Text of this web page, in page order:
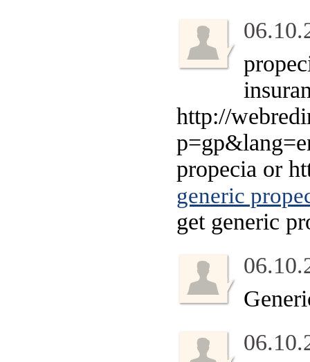
http://
propecia or
generic
get generic